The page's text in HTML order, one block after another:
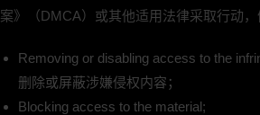
案》（DMCA）或其他适用法律采取行动，
Removing or disabling access to the
删除或屏蔽涉嫌侵权内容；
Blocking access to the material;